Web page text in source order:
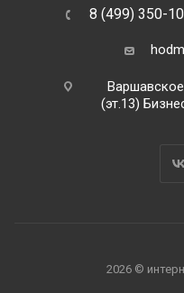
8 (499) 350-
(эт.13)
2026 ©